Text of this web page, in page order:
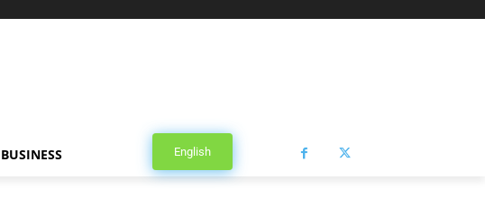
BUSINESS English